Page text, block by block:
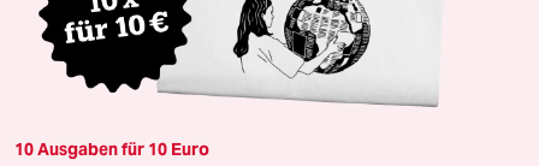
10 Ausgaben für 10 Euro